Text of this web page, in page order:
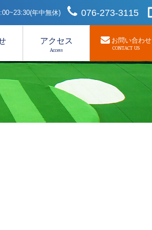
年中無休) 076-273-3115
アクセス
Access
お問い合わせ
CONTACT US